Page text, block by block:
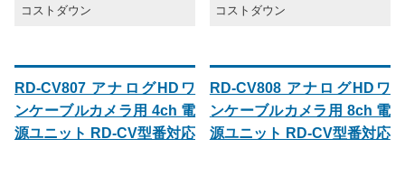
コストダウン
コストダウン
RD-CV807 アナログHDワ
ンケーブルカメラ用 4ch 電
源ユニット RD-CV型番対応
RD-CV808 アナログHDワ
ンケーブルカメラ用 8ch 電
源ユニット RD-CV型番対応